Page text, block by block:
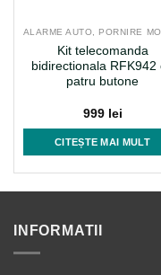
Kit telecomanda
bidirectionala RFK942
patru butone
999 lei
CITEȘTE MAI MULT
INFORMATII